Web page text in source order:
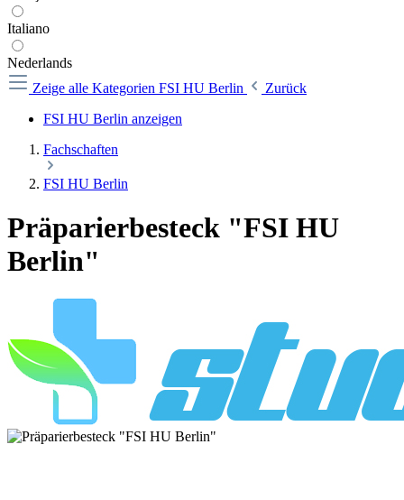
Italiano
Nederlands
Zeige alle Kategorien FSI HU Berlin
Zurück
FSI HU Berlin anzeigen
Fachschaften
FSI HU Berlin
Präparierbesteck "FSI HU
Berlin"